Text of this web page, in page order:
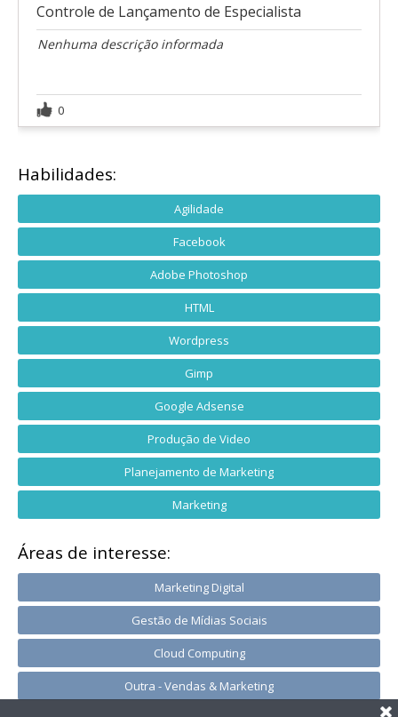
Controle de Lançamento de Especialista
Nenhuma descrição informada
0
Habilidades:
Agilidade
Facebook
Adobe Photoshop
HTML
Wordpress
Gimp
Google Adsense
Produção de Video
Planejamento de Marketing
Marketing
Áreas de interesse:
Marketing Digital
Gestão de Mídias Sociais
Cloud Computing
Outra - Vendas & Marketing